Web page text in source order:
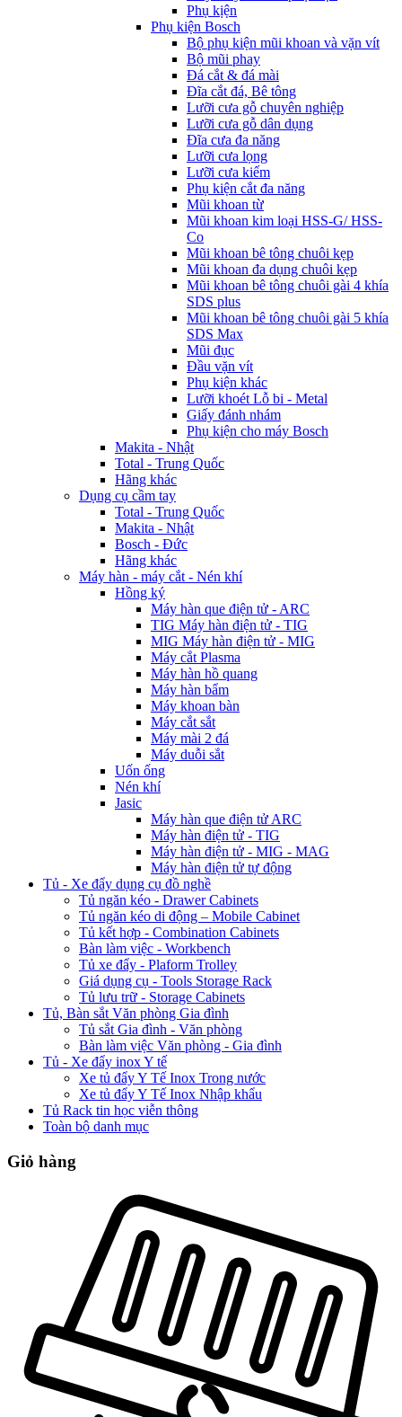
Phụ kịện
Phụ kiện Bosch
Bộ phụ kiện mũi khoan và vặn vít
Bộ mũi phay
Đá cắt & đá mài
Đĩa cắt đá, Bê tông
Lưỡi cưa gỗ chuyên nghiệp
Lưỡi cưa gỗ dân dụng
Đĩa cưa đa năng
Lưỡi cưa lọng
Lưỡi cưa kiếm
Phụ kiện cắt đa năng
Mũi khoan từ
Mũi khoan kim loại HSS-G/ HSS-
Co
Mũi khoan bê tông chuôi kẹp
Mũi khoan đa dụng chuôi kẹp
Mũi khoan bê tông chuôi gài 4 khía
SDS plus
Mũi khoan bê tông chuôi gài 5 khía
SDS Max
Mũi đục
Đầu vặn vít
Phụ kiện khác
Lưỡi khoét Lỗ bi - Metal
Giấy đánh nhám
Phụ kiện cho máy Bosch
Makita - Nhật
Total - Trung Quốc
Hãng khác
Dụng cụ cầm tay
Total - Trung Quốc
Makita - Nhật
Bosch - Đức
Hãng khác
Máy hàn - máy cắt - Nén khí
Hồng ký
Máy hàn que điện tử - ARC
TIG Máy hàn điện tử - TIG
MIG Máy hàn điện tử - MIG
Máy cắt Plasma
Máy hàn hồ quang
Máy hàn bẩm
Máy khoan bàn
Máy cắt sắt
Máy mài 2 đá
Máy duỗi sắt
Uốn ống
Nén khí
Jasic
Máy hàn que điện tử ARC
Máy hàn điện tử - TIG
Máy hàn điện tử - MIG - MAG
Máy hàn điện tử tự động
Tủ - Xe đẩy dụng cụ đồ nghề
Tủ ngăn kéo - Drawer Cabinets
Tủ ngăn kéo di động – Mobile Cabinet
Tủ kết hợp - Combination Cabinets
Bàn làm việc - Workbench
Tủ xe đẩy - Plaform Trolley
Giá dụng cụ - Tools Storage Rack
Tủ lưu trữ - Storage Cabinets
Tủ, Bàn sắt Văn phòng Gia đình
Tủ sắt Gia đình - Văn phòng
Bàn làm việc Văn phòng - Gia đình
Tủ - Xe đẩy inox Y tế
Xe tủ đẩy Y Tế Inox Trong nước
Xe tủ đẩy Y Tế Inox Nhập khẩu
Tủ Rack tin học viễn thông
Toàn bộ danh mục
Giỏ hàng